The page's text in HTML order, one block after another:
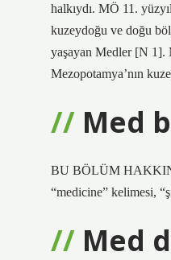
halkıydı. MÖ 11.
kuzeydoğu ve doğu
yaşayan Medler [N 1].
Mezopotamya’nın
Med
BU BÖLÜM
“medicine” kelimesi,
Med